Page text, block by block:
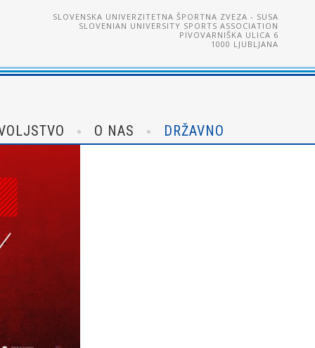
SLOVENSKA UNIVERZITETNA ŠPORTNA ZVEZA - SUSA
SLOVENIAN UNIVERSITY SPORTS ASSOCIATION
PIVOVARNIŠKA ULICA 6
1000 LJUBLJANA
O NAS DRŽAVNO